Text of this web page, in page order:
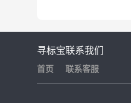
寻标宝
首页
联系我们
联系客服